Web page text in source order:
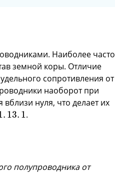
Наиболее часто
земной коры. Отличие
сопротивления от
наоборот при
нуля, что делает их
. 13. 1
13 1 .
полупроводника от